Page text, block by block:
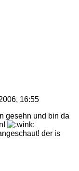
16:55
gesehn und bin da
der is